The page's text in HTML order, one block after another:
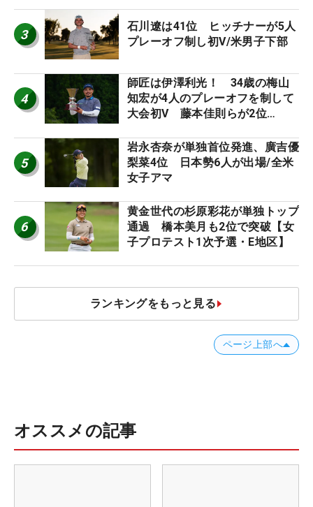
STAGE JOYX OPEN】
3
石川遼は41位 ヒッチナーが5人
プレーオフ制し初V/米男子下部
4
師匠は伊澤利光！ 34歳の梅山
知宏が4人のプレーオフを制して
大会初V 藤本佳則らが2位
5
岩永杏奈が単独首位発進、廣吉優
梨菜4位 日本勢6人が出場/全米
女子アマ
6
黄金世代の杉原彩花が単独トップ
通過 橋本美月も2位で突破【女
子プロテスト1次予選・E地区】
ランキングをもっと見る
ページ上部へ
オススメの記事